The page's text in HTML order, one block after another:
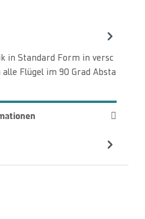
in Standard Form in versc
Flügel im 90 Grad Absta